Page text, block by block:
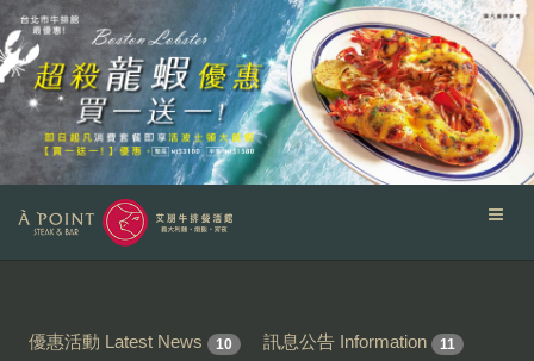
優惠活動 Latest News 10 訊息公告 Information 11